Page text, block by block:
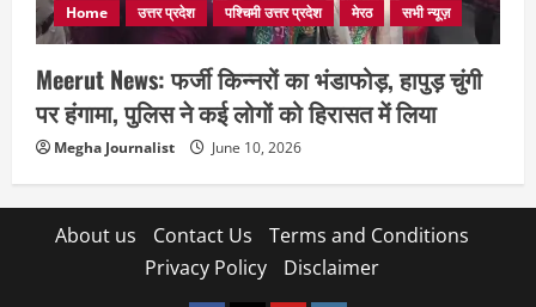
Home उत्तर प्रदेश पश्चिमी उत्तर प्रदेश मेरठ सभी न्यूज़
Meerut News: फर्जी किन्नरों का भंडाफोड़, हापुड़ चुंगी
पर हंगामा, पुलिस ने कई लोगों को हिरासत में लिया
Megha Journalist June 10, 2026
About us Contact Us
Terms and Conditions
Privacy Policy
Disclaimer